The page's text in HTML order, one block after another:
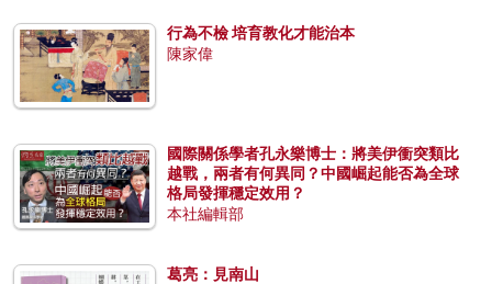
行為不檢 培育教化才能治本
陳家偉
國際關係學者孔永樂博士：將美伊衝突類比
越戰，兩者有何異同？中國崛起能否為全球
格局發揮穩定效用？
本社編輯部
葛亮：見南山